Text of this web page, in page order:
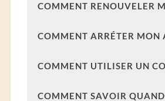
COMMENT ARRÉTER MON
COMMENT UTILISER UN
COMMENT SAVOIR